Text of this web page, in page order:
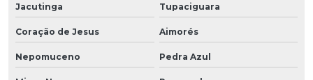
Jacutinga Tupaciguara
Coração de Jesus Aimorés
Nepomuceno Pedra Azul